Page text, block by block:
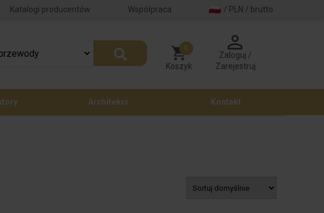
Katalogi producentów Współpraca / PLN / brutto
Koszyk
0
Zaloguj /
Zarejestruj
Architekci Kontakt